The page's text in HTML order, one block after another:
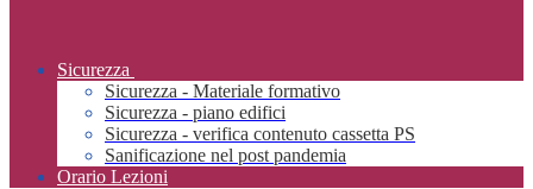
Sicurezza
Sicurezza - Materiale formativo
Sicurezza - piano edifici
Sicurezza - verifica contenuto cassetta PS
Sanificazione nel post pandemia
Orario Lezioni